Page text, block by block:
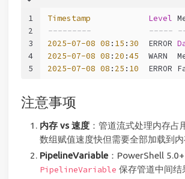
1
2
3
4
5
Timestamp Level
---------            -----
2025-07-08 08 : 15 : 30
  ERROR
2025-07-08 08 : 20 :45
WARN
2025-07-08 08 : 25 : 10
ERROR
注意事项
内存 vs 速度：管道流式处理内存占
数组赋值速度快但需要全部加载到
PipelineVariable：PowerShell
PipelineVariable 保存管道中间结